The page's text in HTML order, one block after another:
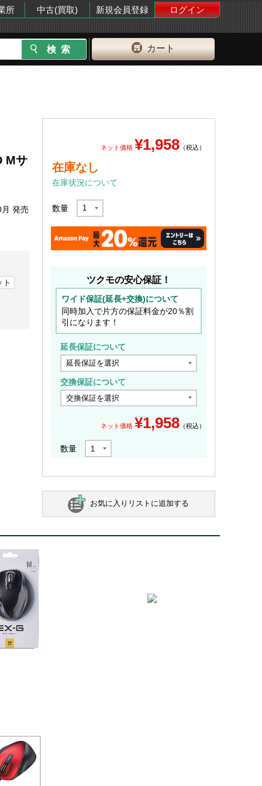
所 中古(買取) 新規会員登録
ログイン
カート
Mサ
発売
ネット価格 ¥1,958（税込）
在庫なし
在庫状況について
数量
ツクモの安心保証！
ワイド保証(延長+交換)について
同時加入で片方の保証料金が20％割
引になります！
延長保証について
交換保証について
ネット価格 ¥1,958（税込）
数量
お気に入りリストに追加する